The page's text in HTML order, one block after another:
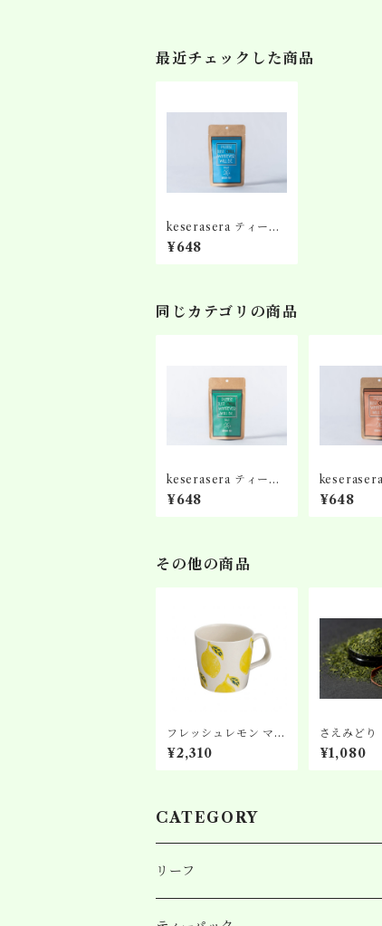
最近チェックした商品
keserasera ティーバ
ッグ No.2 濃厚ブレン
ド茶
¥648
同じカテゴリの商品
keserasera ティーバ
ッグ No.1 おくゆたか
¥648
ッグ No.4
¥648
その他の商品
フレッシュレモン マグ
カップ
¥2,310
さえみどり
¥1,080
CATEGORY
リーフ